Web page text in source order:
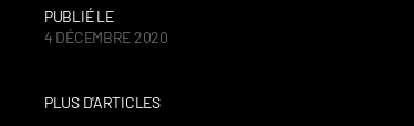
PUBLIÉ LE
4 DÉCEMBRE 2020
PLUS D'ARTICLES